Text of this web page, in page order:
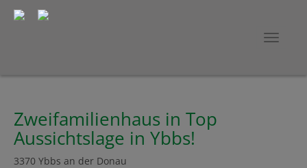
Zweifamilienhaus in Top
Aussichtslage in Ybbs!
3370 Ybbs an der Donau